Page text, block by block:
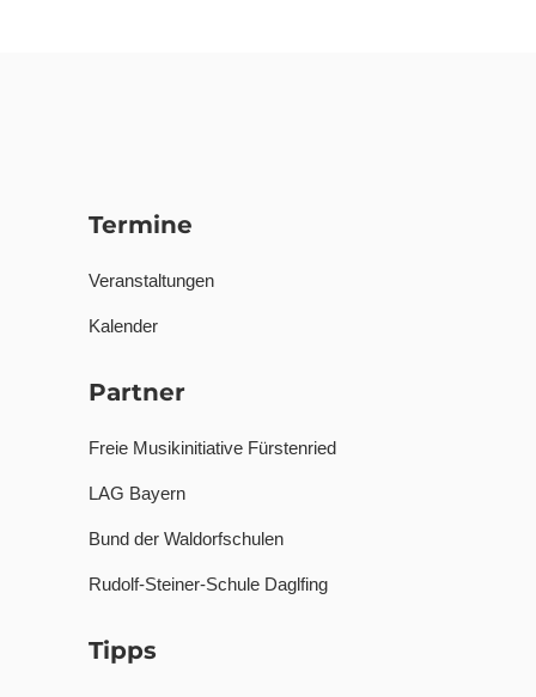
Termine
Veranstaltungen
Kalender
Partner
Freie Musikinitiative Fürstenried
LAG Bayern
Bund der Waldorfschulen
Rudolf-Steiner-Schule Daglfing
Tipps